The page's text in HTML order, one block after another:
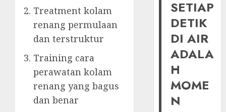
Treatment kolam
renang permulaan
dan terstruktur
Training cara
perawatan kolam
renang yang bagus
dan benar
SETIAP
DETIK
DI AIR
ADALA
H
MOME
N